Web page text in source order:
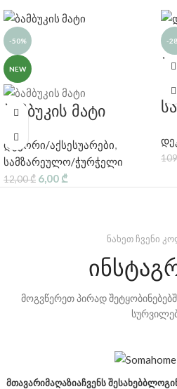
-50%
NEW
ბამბუკის მატი
დეკორი/აქსესუარები,
სამზარეულო/ჭურჭელი
12,00₾ 6,00 ₾
-
ნახეთ ჩვენი
მოგვწერეთ პირად
ᲛᲗᲐᲕᲐᲠᲘᲛᲐᲦᲐᲖᲘᲐᲩᲕᲔᲜᲡ ᲨᲔᲡᲐᲮᲔᲑᲑᲚᲝᲒᲘ